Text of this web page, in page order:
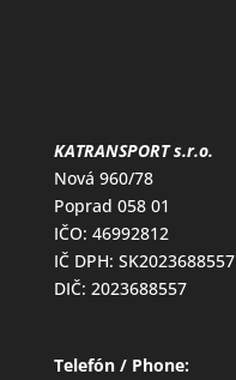
KATRANSPORT s.r.o.
Nová 960/78
Poprad 058 01
IČO: 46992812
IČ DPH: SK2023688557
DIČ: 2023688557
Telefón / Phone: